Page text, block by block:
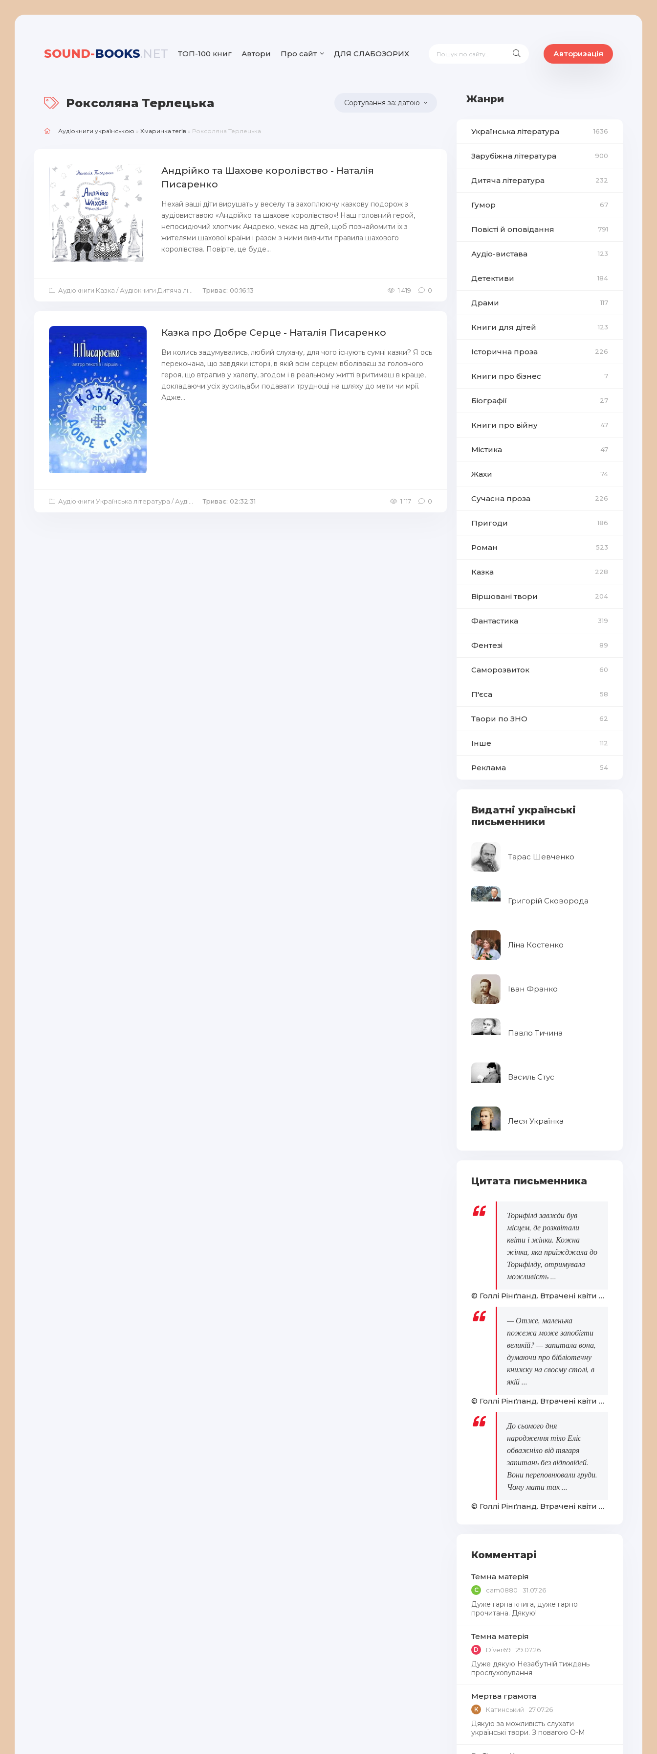
SOUND-BOOKS.NET ТОП-100 книг Автори Про сайт ДЛЯ СЛАБОЗОРИХ Авторизація
Роксоляна Терлецька датою
Аудіокниги українською » Хмаринка теґів » Роксоляна Терлецька
Андрійко та Шахове королівство - Наталія
Писаренко
Нехай ваші діти вирушать у веселу та захоплюючу казкову подорож з
аудіовиставою «Андрійко та шахове королівство»! Наш головний герой,
непосидючий хлопчик Андреко, чекає на дітей, щоб познайомити їх з
жителями шахової країни і разом з ними вивчити правила шахового
королівства. Повірте, це буде...
Аудіокниги Казка /Аудіокниги Дитяча література Триває: 00:16:13 1 419 0
Казка про Добре Серце - Наталія Писаренко
Ви колись задумувались, любий слухачу, для чого існують сумні казки? Я ось
переконана, що завдяки історії, в якій всім серцем вболіваєш за головного
героя, що втрапив у халепу, згодом і в реальному житті віритимеш в краще,
докладаючи усіх зусиль,аби подавати труднощі на шляху до мети чи мрії.
Адже...
Аудіокниги Українська література /Аудіокниги Дитяча література Триває: 02:32:31 1 117 0
Жанри
Українська література 1636
Зарубіжна література 900
Дитяча література 232
Гумор 67
Повісті й оповідання 791
Аудіо-вистава 123
Детективи 184
Драми 117
Книги для дітей 123
Історична проза 226
Книги про бізнес 7
Біографії 27
Книги про війну 47
Містика 47
Жахи 74
Сучасна проза 226
Пригоди 186
Роман 523
Казка 228
Віршовані твори 204
Фантастика 319
Фентезі 89
Саморозвиток 60
П'єса 58
Твори по ЗНО 62
Інше 112
Реклама 54
Видатні українські
письменники
Тарас Шевченко
Григорій Сковорода
Ліна Костенко
Іван Франко
Павло Тичина
Василь Стус
Леся Українка
Цитата письменника
Торнфілд завжди був
місцем, де розквітали
квіти і жінки. Кожна
жінка, яка приїжджала до
Торнфілду, отримувала
можливість ...
© Голлі Рінґланд. Втрачені квіти Еліс Гарт
— Отже, маленька
пожежа може запобігти
великій? — запитала вона,
думаючи про бібліотечну
книжку на своєму столі, в
якій ...
© Голлі Рінґланд. Втрачені квіти Еліс Гарт
До сьомого дня
народження тіло Еліс
обважніло від тягаря
запитань без відповідей.
Вони переповнювали груди.
Чому мати так ...
© Голлі Рінґланд. Втрачені квіти Еліс Гарт
Комментарі
Темна матерія
C cam0880 31.07.26
Дуже гарна книга, дуже гарно
прочитана. Дякую!
Темна матерія
D Diver69 29.07.26
Дуже дякую Незабутній тиждень
прослуховування
Мертва грамота
К Катинський 27.07.26
Дякую за можливість слухати
українські твори. З повагою О-М